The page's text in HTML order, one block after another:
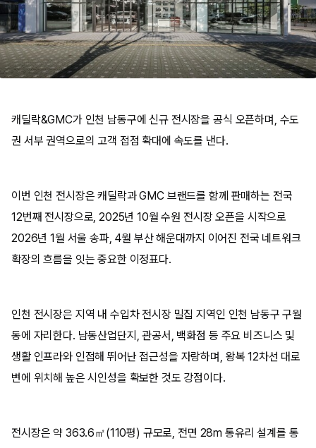
캐딜락&GMC가 인천 남동구에 신규 전시장을 공식 오픈하며, 수도
권 서부 권역으로의 고객 접점 확대에 속도를 낸다.
이번 인천 전시장은 캐딜락과 GMC 브랜드를 함께 판매하는 전국
12번째 전시장으로, 2025년 10월 수원 전시장 오픈을 시작으로
2026년 1월 서울 송파, 4월 부산 해운대까지 이어진 전국 네트워크
확장의 흐름을 잇는 중요한 이정표다.
인천 전시장은 지역 내 수입차 전시장 밀집 지역인 인천 남동구 구월
동에 자리한다. 남동산업단지, 관공서, 백화점 등 주요 비즈니스 및
생활 인프라와 인접해 뛰어난 접근성을 자랑하며, 왕복 12차선 대로
변에 위치해 높은 시인성을 확보한 것도 강점이다.
전시장은 약 363.6㎡(110평) 규모로, 전면 28m 통유리 설계를 통